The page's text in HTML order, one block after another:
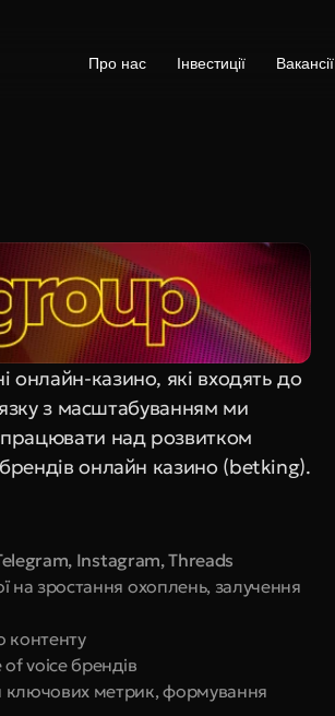
Про нас Інвестиції Вакансії
онлайн-казино, які входять до
з масштабуванням ми
над розвитком
онлайн казино (betking).
Instagram, Threads
на зростання охоплень, залучення
контенту
of voice брендів
ключових метрик, формування